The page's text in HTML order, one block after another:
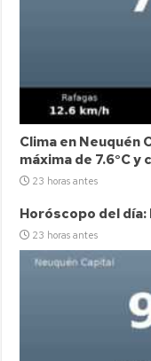
Clima en Neuquén
máxima de 7.6°C y
23 horas antes
Horóscopo del
23 horas antes